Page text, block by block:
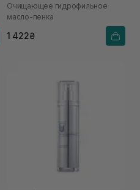
Очищающее гидрофильное
масло-пенка
1 422₴